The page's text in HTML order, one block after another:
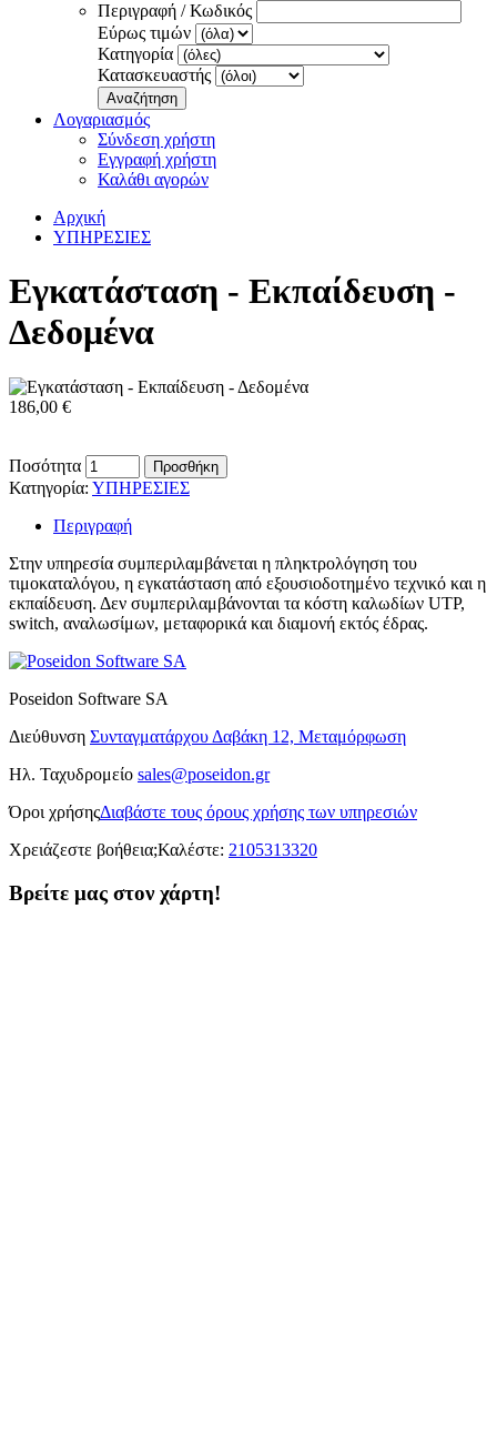
Περιγραφή / Κωδικός
Εύρως τιμών
Κατηγορία
Κατασκευαστής
Αναζήτηση
Λογαριασμός
Σύνδεση χρήστη
Εγγραφή χρήστη
Καλάθι αγορών
Αρχική
ΥΠΗΡΕΣΙΕΣ
Εγκατάσταση - Εκπαίδευση -
Δεδομένα
186,00 €
Ποσότητα Προσθήκη
Κατηγορία: ΥΠΗΡΕΣΙΕΣ
Περιγραφή
Στην υπηρεσία συμπεριλαμβάνεται η πληκτρολόγηση του
τιμοκαταλόγου, η εγκατάσταση από εξουσιοδοτημένο τεχνικό και η
εκπαίδευση. Δεν συμπεριλαμβάνονται τα κόστη καλωδίων UTP,
switch, αναλωσίμων, μεταφορικά και διαμονή εκτός έδρας.
Poseidon Software SA
Διεύθυνση Συνταγματάρχου Δαβάκη 12, Μεταμόρφωση
Ηλ. Ταχυδρομείο sales@poseidon.gr
Όροι χρήσηςΔιαβάστε τους όρους χρήσης των υπηρεσιών
Χρειάζεστε βοήθεια;Καλέστε: 2105313320
Βρείτε μας στον χάρτη!